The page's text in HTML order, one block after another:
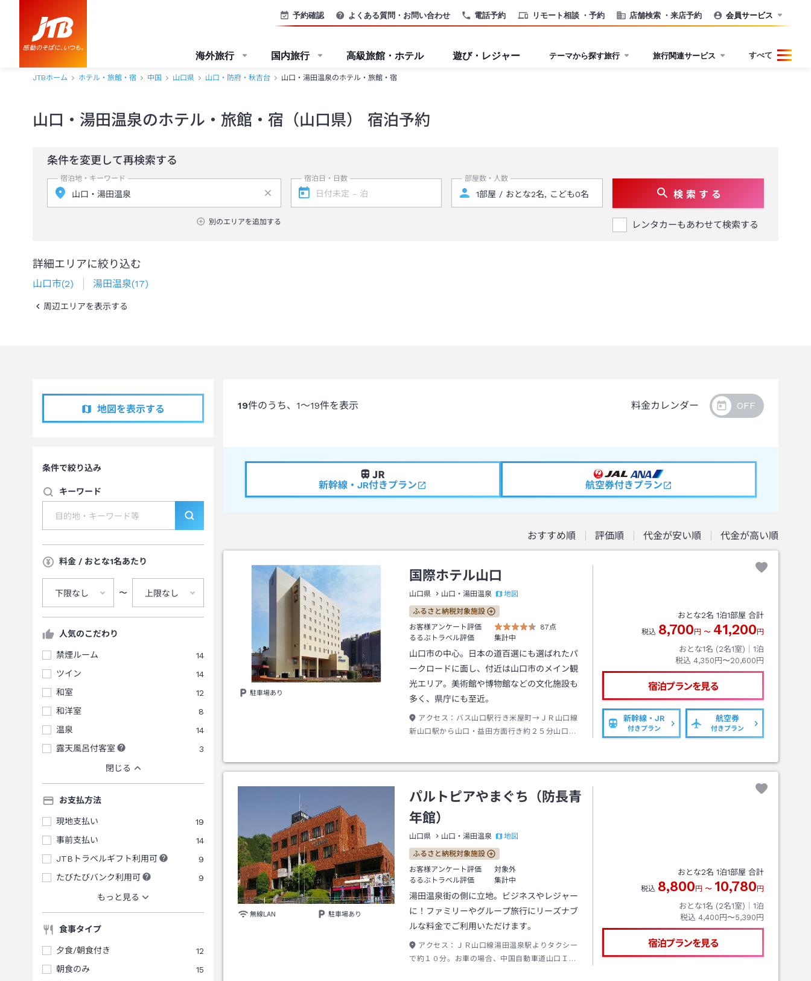
電話予約 リモート相談 ・予約 店舗検索 ・来店予約
予約確認 よくある質問・お問い合わせ 会員サービス
海外旅行 国内旅行 高級旅館・ホテル 遊び・レジャー テーマから探す旅行 旅行関連サービス すべて
JTBホーム ホテル・旅館・宿 中国 山口県 山口・防府・秋吉台 山口・湯田温泉のホテル・旅館・宿
山口・湯田温泉のホテル・旅館・宿（山口県） 宿泊予約
条件を変更して再検索する
宿泊地・キーワード
別のエリアを追加する
宿泊日・日数 部屋数・人数
検 索 す る
レンタカーもあわせて検索する
詳細エリアに絞り込む
山口市(2) 湯田温泉(17)
周辺エリアを表示する
地図を表示する
条件で絞り込み
キーワード
料金 / おとな1名あたり
下限なし 〜 上限なし
人気のこだわり
禁煙ルーム
14
ツイン
14
和室
12
和洋室
8
温泉
14
露天風呂付客室
3
閉じる
お支払方法
現地支払い
19
事前支払い
14
JTBトラベルギフト利用可
9
たびたびバンク利用可
9
もっと見る
食事タイプ
夕食/朝食付き
12
朝食のみ
15
19件のうち、 1～19件を表示 料金カレンダー
新幹線・JR付きプラン 航空券付きプラン
おすすめ順 評価順 代金が安い順 代金が高い順
駐車場あり
国際ホテル山口
山口県 山口・湯田温泉 地図
ふるさと納税対象施設
お客様アンケート評価
87点
るるぶトラベル評価
集計中
山口市の中心。日本の道百選にも選ばれたパ
ークロードに面し、付近は山口市のメイン観
光エリア。美術館や博物館などの文化施設も
多く、県庁にも至近。
アクセス： バス山口駅行き米屋町→ＪＲ山口線
新山口駅から山口・益田方面行き約２５分山口駅
おとな2名 1泊1部屋 合計
税込 8,700 円 〜 41,200 円
おとな1名 (2名1室)｜ 1泊
税込 4,350円〜20,600円
宿泊プランを見る
新幹線・JR
付きプラン
航空券
付きプラン
無線LAN 駐車場あり
パルトピアやまぐち（防長青
年館）
山口県 山口・湯田温泉 地図
ふるさと納税対象施設
お客様アンケート評価
対象外
るるぶトラベル評価
集計中
湯田温泉街の側に立地。ビジネスやレジャー
に！ファミリーやグループ旅行にリーズナブ
ルな料金でご利用いただけます。
アクセス：
ＪＲ山口線湯田温泉駅よりタクシー
で約１０分。お車の場合、中国自動車道山口Ｉ．
おとな2名 1泊1部屋 合計
税込 8,800 円 〜 10,780 円
おとな1名 (2名1室)｜ 1泊
税込 4,400円〜5,390円
宿泊プランを見る